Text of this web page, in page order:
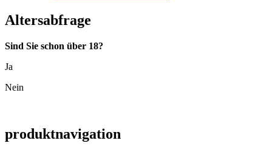
Altersabfrage
Sind Sie schon über 18?
Ja
Nein
produktnavigation